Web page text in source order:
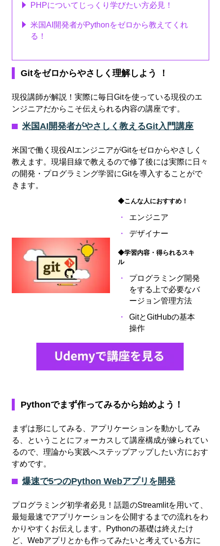
PHPについてじっくり学びたい方必見！
米国AI開発者がPythonをゼロから教えてくれ
る！
Gitをゼロからやさしく理解しよう ！
現役講師が解説！実際に毎日Gitを使っている現役のエ
ンジニアだからこそ伝えられる内容の講座です。
米国AI開発者がやさしく教えるGit入門講座
米国で働く現役AIエンジニアがGitをゼロからやさしく
教えます。現場目線で教えるので修了後には実際に日々
の開発・プログラミング学習にGitを導入することがで
きます。
◆こんな人におすすめ！
エンジニア
デザイナー
◆学習内容・得られるスキ
ル
プログラミング開発
をする上で必要なバ
ージョン管理方法
GitとGitHubの基本
操作
Pythonでまず作ってみるから始めよう！
まずは形にしてみる、アプリケーションを動かしてみ
る、ということにフォーカスして講座構成が練られてい
るので、理論から実践へステップアップしたい方におす
すめです。
爆速で5つのPython Webアプリを開発
プログラミング初学者必見！話題のStreamlitを用いて、
最短最速でアプリケーションを公開するまでの流れをわ
かりやすくお伝えします。Pythonの基礎は終えたけ
ど、Webアプリとかも作ってみたいと考えている方に